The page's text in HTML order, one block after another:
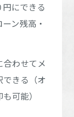
にできる
ン残高・
わせてメ
できる （オ
可能）